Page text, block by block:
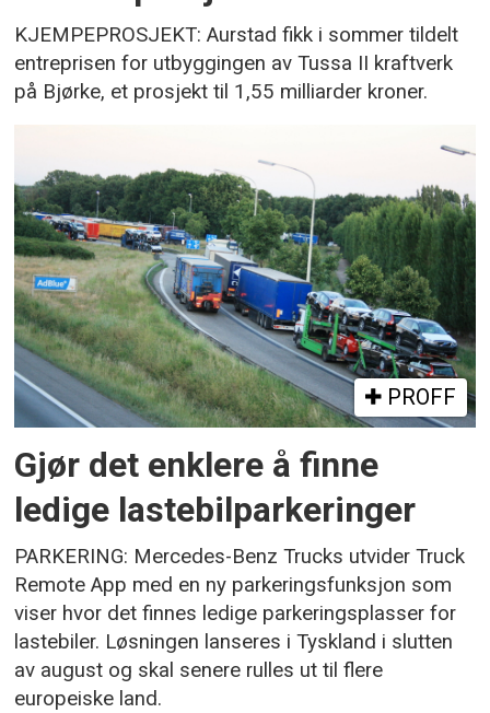
KJEMPEPROSJEKT: Aurstad fikk i sommer tildelt
entreprisen for utbyggingen av Tussa II kraftverk
på Bjørke, et prosjekt til 1,55 milliarder kroner.
PROFF
Gjør det enklere å finne
ledige lastebilparkeringer
PARKERING: Mercedes-Benz Trucks utvider Truck
Remote App med en ny parkeringsfunksjon som
viser hvor det finnes ledige parkeringsplasser for
lastebiler. Løsningen lanseres i Tyskland i slutten
av august og skal senere rulles ut til flere
europeiske land.